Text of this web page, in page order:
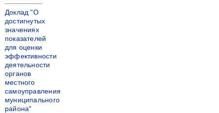
Доклад "О
достигнутых
значениях
показателей
для оценки
эффективности
деятельности
органов
местного
самоуправления
муниципального
района"